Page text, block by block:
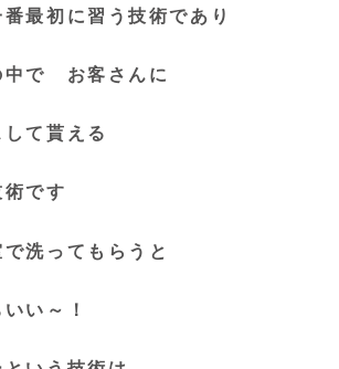
最初に習う技術であり
中で お客さんに
て貰える
です
洗ってもらうと
い～！